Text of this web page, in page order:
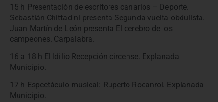
15 h Presentación de escritores canarios – Deporte.
Sebastián Chittadini presenta Segunda vuelta obdulista.
Juan Martín de León presenta El cerebro de los
campeones. Carpalabra.
16 a 18 h El Idilio Recepción circense. Explanada
Municipio.
17 h Espectáculo musical: Ruperto Rocanrol. Explanada
Municipio.